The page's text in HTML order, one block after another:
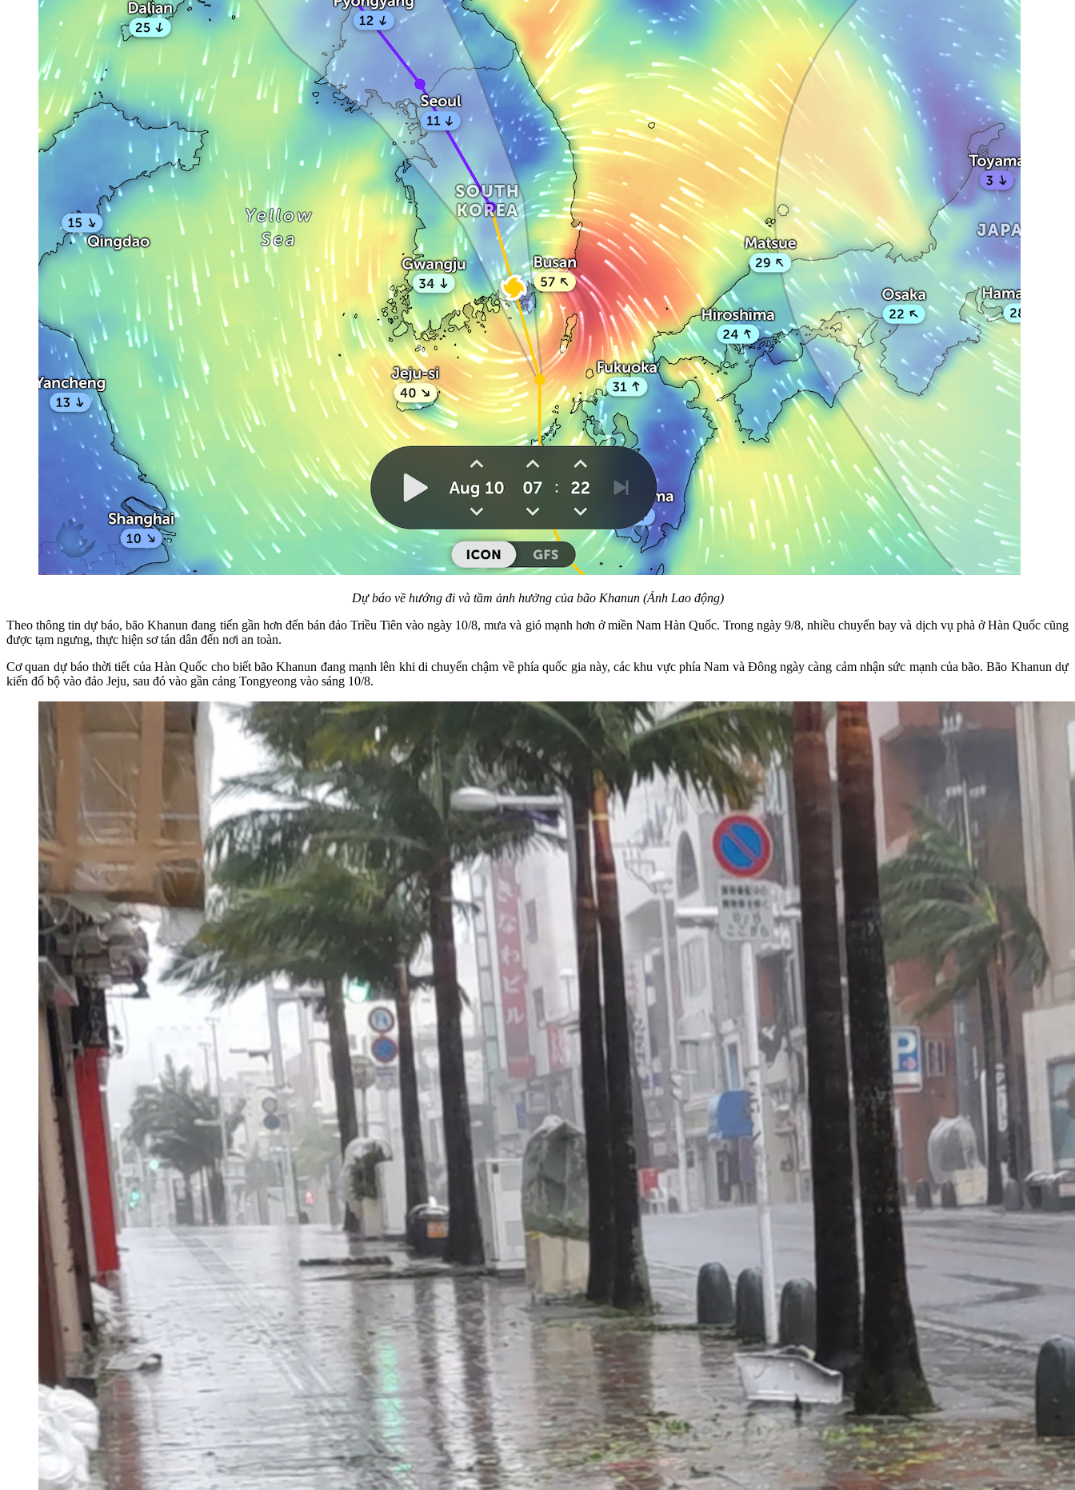
Dự báo về hướng đi và tầm ảnh hưởng của bão Khanun (Ảnh Lao động)
Theo thông tin dự báo, bão Khanun đang tiến gần hơn đến bán đảo Triều Tiên vào ngày 10/8, mưa và gió mạnh hơn ở miền Nam Hàn Quốc. Trong ngày 9/8, nhiều chuyến bay và dịch vụ phà ở Hàn Quốc cũng
được tạm ngưng, thực hiện sơ tán dân đến nơi an toàn.
Cơ quan dự báo thời tiết của Hàn Quốc cho biết bão Khanun đang mạnh lên khi di chuyển chậm về phía quốc gia này, các khu vực phía Nam và Đông ngày càng cảm nhận sức mạnh của bão. Bão Khanun dự
kiến đổ bộ vào đảo Jeju, sau đó vào gần cảng Tongyeong vào sáng 10/8.